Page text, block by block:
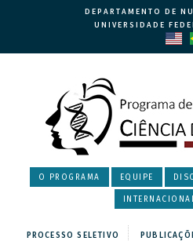
DEPARTAMENTO DE
UNIVERSIDADE
O PROGRAMA EQUIPE
PROCESSO SELETIVO